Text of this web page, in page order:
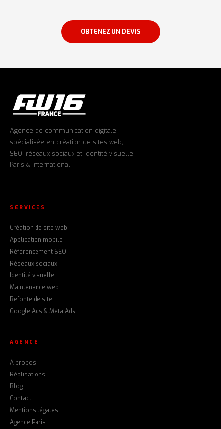
OBTENEZ UN DEVIS
Agence de communication digitale
spécialisée en création de sites web,
SEO, réseaux sociaux et identité visuelle.
Paris & International.
SERVICES
Création de site web
Application mobile
Référencement SEO
Réseaux sociaux
Identité visuelle
Maintenance web
Refonte de site
Google Ads & Meta Ads
AGENCE
À propos
Réalisations
Blog
Contact
Mentions légales
Agence Paris